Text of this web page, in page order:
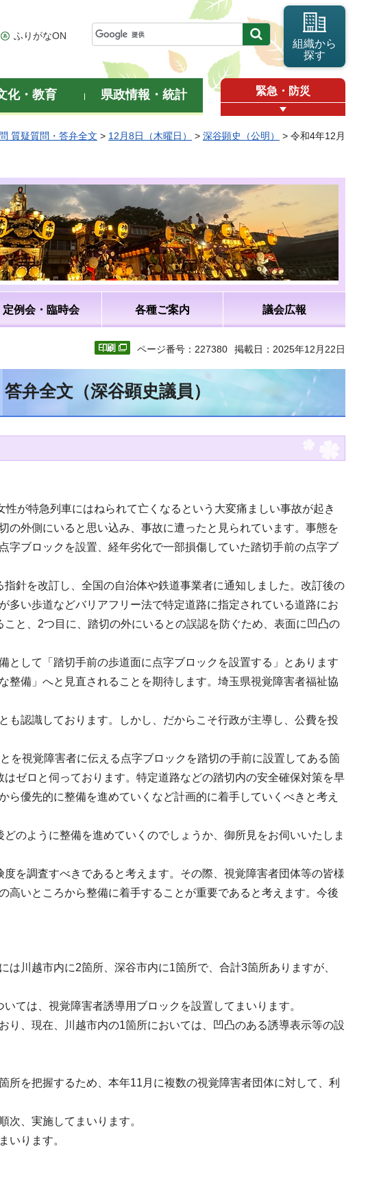
ふりがなON
組織から
探す
化・教育 県政情報・統計 緊急・防災
質疑質問・答弁全文 > 12月8日（木曜日） > 深谷顕史（公明）
> 令和4年12月
定例会・臨時会 各種ご案内 議会広報
ページ番号：227380 掲載日：2025年12月22日
弁全文（深谷顕史議員）
が特急列車にはねられて亡くなるという大変痛ましい事故が起き
の外側にいると思い込み、事故に遭ったと見られています。事態を
ブロックを設置、経年劣化で一部損傷していた踏切手前の点字ブ
針を改訂し、全国の自治体や鉄道事業者に通知しました。改訂後の
い歩道などバリアフリー法で特定道路に指定されている道路にお
と、2つ目に、踏切の外にいるとの誤認を防ぐため、表面に凹凸の
して「踏切手前の歩道面に点字ブロックを設置する」とあります
備」へと見直されることを期待します。埼玉県視覚障害者福祉協
認識しております。しかし、だからこそ行政が主導し、公費を投
を視覚障害者に伝える点字ブロックを踏切の手前に設置してある箇
ゼロと伺っております。特定道路などの踏切内の安全確保対策を早
優先的に整備を進めていくなど計画的に着手していくべきと考え
のように整備を進めていくのでしょうか、御所見をお伺いいたしま
を調査すべきであると考えます。その際、視覚障害者団体等の皆様
高いところから整備に着手することが重要であると考えます。今後
川越市内に2箇所、深谷市内に1箇所で、合計3箇所ありますが、
ては、視覚障害者誘導用ブロックを設置してまいります。
り、現在、川越市内の1箇所においては、凹凸のある誘導表示等の設
を把握するため、本年11月に複数の視覚障害者団体に対して、利
次、実施してまいります。
いります。